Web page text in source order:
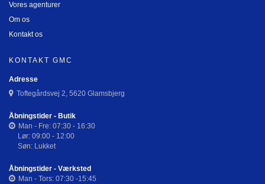
Vores agenturer
Om os
Kontakt os
KONTAKT GMC
Adresse
Toftegårdsvej 2, 5620 Glamsbjerg
Åbningstider - Butik
Man - Fre: 07:30 - 16:30
Lør: 09:00 - 12:00
Søn: Lukket
Åbningstider - Værksted
Man - Tors: 07:30 -15:45